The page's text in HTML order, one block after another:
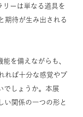
リーは単なる道具を
期待が生み出される
を備えながらも、
れば十分な感覚やプ
でしょうか。本展
い関係の一つの形と